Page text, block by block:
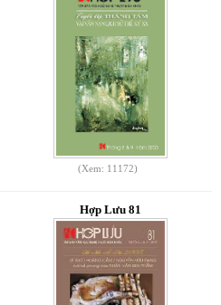
(Xem: 11172)
Hợp Lưu 81